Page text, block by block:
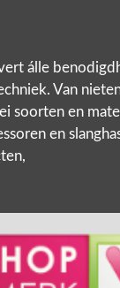
álle
Van
soorten en
en